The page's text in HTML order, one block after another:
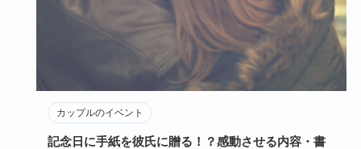
カップルのイベント
記念日に手紙を彼氏に贈る！？感動させる内容・書